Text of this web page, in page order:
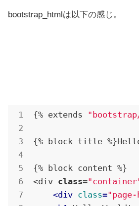
bootstrap_htmlは以下の感じ。
{% extends
{% block title
{% block content %}
<div class=
<div class="page-